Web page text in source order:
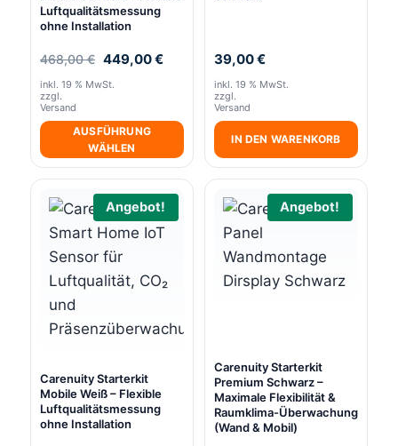
Luftqualitätsmessung
ohne Installation
468,00€ Ursprünglicher
war:
449,00€Aktueller
449,00 €.
inkl. 19 % MwSt.
zzgl.
Versand
AUSFÜHRUNG
WÄHLEN
39,00€
inkl. 19 % MwSt.
zzgl.
Versand
IN DEN WARENKORB
Angebot!
Carenuity Starterkit
Mobile Weiß – Flexible
Luftqualitätsmessung
ohne Installation
Angebot!
Carenuity Starterkit
Premium Schwarz –
Maximale Flexibilität &
Raumklima-Überwachung
(Wand & Mobil)